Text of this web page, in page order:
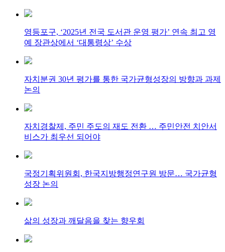
영등포구, ‘2025년 전국 도서관 운영 평가’ 연속 최고 영
예 장관상에서 ‘대통령상’ 수상
자치분권 30년 평가를 통한 국가균형성장의 방향과 과제
논의
자치경찰제, 주민 주도의 재도 전환 … 주민안전 치안서
비스가 최우선 되어야
국정기획위원회, 한국지방행정연구원 방문… 국가균형
성장 논의
삶의 성장과 깨달음을 찾는 향우회